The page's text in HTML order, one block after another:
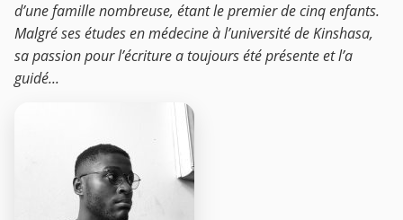
d’une famille nombreuse, étant le premier de cinq enfants.
Malgré ses études en médecine à l’université de Kinshasa,
sa passion pour l’écriture a toujours été présente et l’a
guidé...